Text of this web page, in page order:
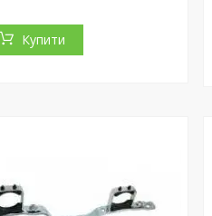
Купити